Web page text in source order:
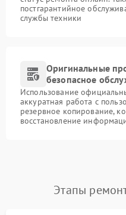
постгарантийное
службы техники
Оригинальные
безопасное
Использование
аккуратная работа с
резервное копирование,
восстановление
Этапы